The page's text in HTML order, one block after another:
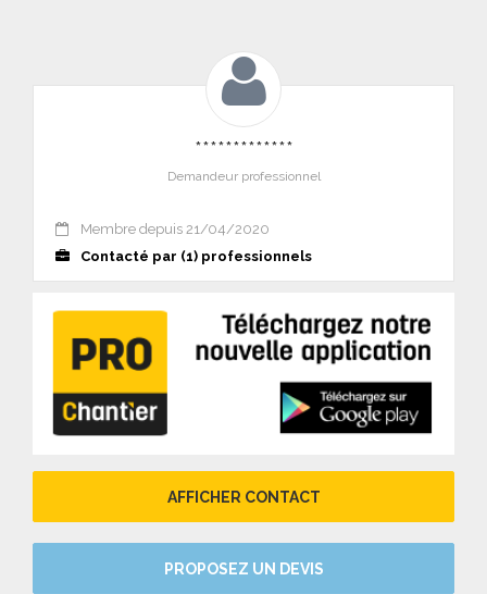
*************
Demandeur professionnel
Membre depuis 21/04/2020
Contacté par (1) professionnels
AFFICHER CONTACT
PROPOSEZ UN DEVIS